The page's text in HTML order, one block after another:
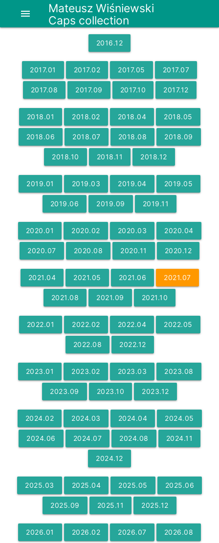
Mateusz Wiśniewski
Caps collection
menu
2016.12
2017.01 2017.02 2017.05 2017.07
2017.08 2017.09 2017.10 2017.12
2018.01 2018.02 2018.04 2018.05
2018.06 2018.07 2018.08 2018.09
2018.10 2018.11 2018.12
2019.01 2019.03 2019.04 2019.05
2019.06 2019.09 2019.11
2020.01 2020.02 2020.03 2020.04
2020.07 2020.08 2020.11 2020.12
2021.04 2021.05 2021.06 2021.07
2021.08 2021.09 2021.10
2022.01 2022.02 2022.04 2022.05
2022.08 2022.12
2023.01 2023.02 2023.03 2023.08
2023.09 2023.10 2023.12
2024.02 2024.03 2024.04 2024.05
2024.06 2024.07 2024.08 2024.11
2024.12
2025.03 2025.04 2025.05 2025.06
2025.09 2025.11 2025.12
2026.01 2026.02 2026.07 2026.08